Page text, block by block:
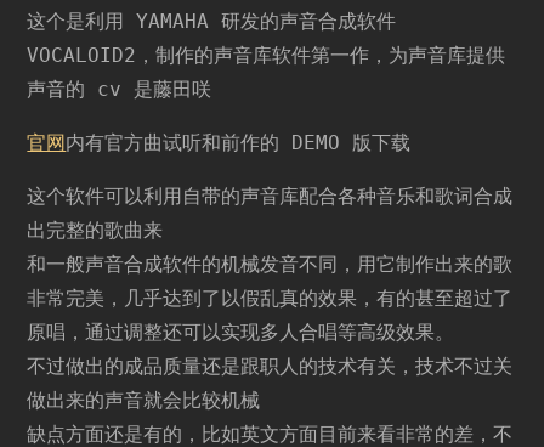
这个是利用 YAMAHA 研发的声音合成软件
VOCALOID2，制作的声音库软件第一作，为声音库提供
声音的 cv 是藤田咲
官网内有官方曲试听和前作的 DEMO 版下载
这个软件可以利用自带的声音库配合各种音乐和歌词合成
出完整的歌曲来
和一般声音合成软件的机械发音不同，用它制作出来的歌
非常完美，几乎达到了以假乱真的效果，有的甚至超过了
原唱，通过调整还可以实现多人合唱等高级效果。
不过做出的成品质量还是跟职人的技术有关，技术不过关
做出来的声音就会比较机械
缺点方面还是有的，比如英文方面目前来看非常的差，不